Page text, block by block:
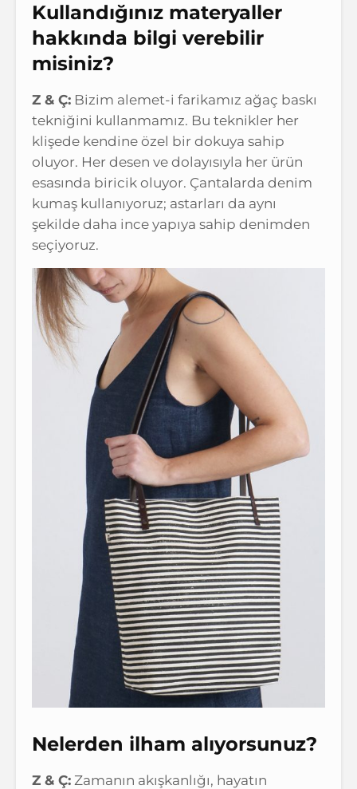
Kullandığınız materyaller
hakkında bilgi verebilir
misiniz?
Z & Ç: Bizim alemet-i farikamız ağaç baskı
tekniğini kullanmamız. Bu teknikler her
klişede kendine özel bir dokuya sahip
oluyor. Her desen ve dolayısıyla her ürün
esasında biricik oluyor. Çantalarda denim
kumaş kullanıyoruz; astarları da aynı
şekilde daha ince yapıya sahip denimden
seçiyoruz.
Nelerden ilham alıyorsunuz?
Z & Ç: Zamanın akışkanlığı, hayatın